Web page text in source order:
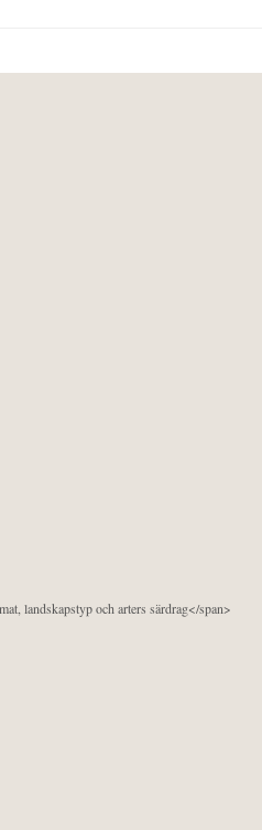
landskapstyp och arters särdrag</span>